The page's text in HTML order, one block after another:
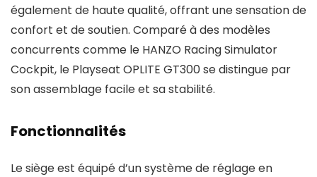
également de haute qualité, offrant une sensation de
confort et de soutien. Comparé à des modèles
concurrents comme le HANZO Racing Simulator
Cockpit, le Playseat OPLITE GT300 se distingue par
son assemblage facile et sa stabilité.
Fonctionnalités
Le siège est équipé d’un système de réglage en